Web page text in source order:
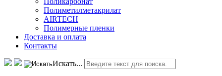
Полиметилметакрилат
AIRTECH
Полимерные пленки
Доставка и оплата
Контакты
Искать...